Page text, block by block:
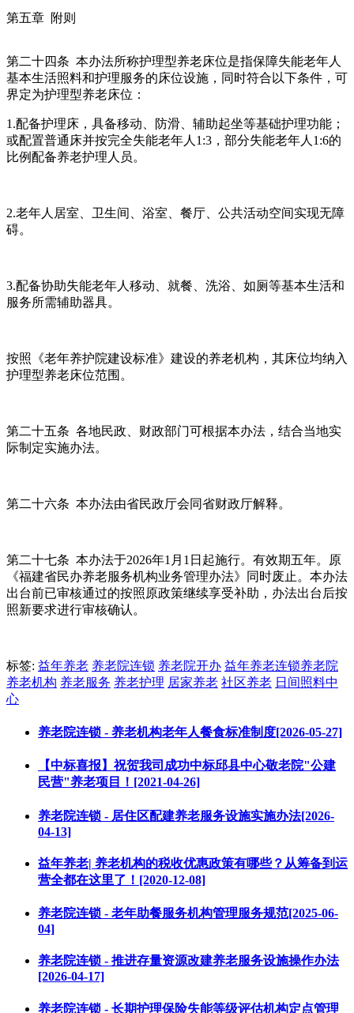
第五章 附则
第二十四条 本办法所称护理型养老床位是指保障失能老年人
基本生活照料和护理服务的床位设施，同时符合以下条件，可
界定为护理型养老床位：
1.配备护理床，具备移动、防滑、辅助起坐等基础护理功能；
或配置普通床并按完全失能老年人1:3，部分失能老年人1:6的
比例配备养老护理人员。
2.老年人居室、卫生间、浴室、餐厅、公共活动空间实现无障
碍。
3.配备协助失能老年人移动、就餐、洗浴、如厕等基本生活和
服务所需辅助器具。
按照《老年养护院建设标准》建设的养老机构，其床位均纳入
护理型养老床位范围。
第二十五条 各地民政、财政部门可根据本办法，结合当地实
际制定实施办法。
第二十六条 本办法由省民政厅会同省财政厅解释。
第二十七条 本办法于2026年1月1日起施行。有效期五年。原
《福建省民办养老服务机构业务管理办法》同时废止。本办法
出台前已审核通过的按照原政策继续享受补助，办法出台后按
照新要求进行审核确认。
标签: 益年养老 养老院连锁 养老院开办 益年养老连锁养老院
养老机构 养老服务 养老护理 居家养老 社区养老 日间照料中
心
养老院连锁 - 养老机构老年人餐食标准制度[2026-05-27]
【中标喜报】祝贺我司成功中标邱县中心敬老院"公建
民营"养老项目！[2021-04-26]
养老院连锁 - 居住区配建养老服务设施实施办法[2026-
04-13]
益年养老| 养老机构的税收优惠政策有哪些？从筹备到运
营全都在这里了！[2020-12-08]
养老院连锁 - 老年助餐服务机构管理服务规范[2025-06-
04]
养老院连锁 - 推进存量资源改建养老服务设施操作办法
[2026-04-17]
养老院连锁 - 长期护理保险失能等级评估机构定点管理